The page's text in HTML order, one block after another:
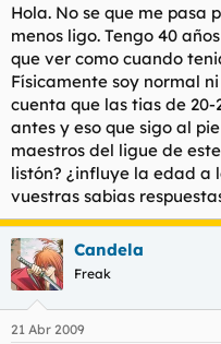
l
t
e
m
i
o
Hola. No se que me pasa
menos ligo. Tengo 40
que ver como cuando
Físicamente soy normal
cuenta que las tias de
antes y eso que sigo al
maestros del ligue de
listón? ¿influye la edad a
vuestras sabias
Candela
Freak
21 Abr 2009